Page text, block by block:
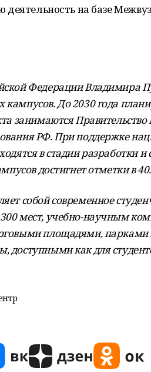
деятельность на базе
Федерации Владимира
До 2030 года
занимаются
РФ. При поддержке
в стадии разработки и
достигнет отметки в 40.
собой современное
мест, учебно-научным
площадями,
доступными как для